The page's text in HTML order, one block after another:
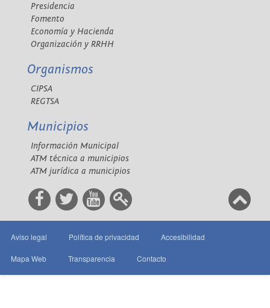
Presidencia
Fomento
Economía y Hacienda
Organización y RRHH
Organismos
CIPSA
REGTSA
Municipios
Información Municipal
ATM técnica a municipios
ATM jurídica a municipios
Aviso legal Política de privacidad Accesibilidad
Mapa Web Transparencia Contacto